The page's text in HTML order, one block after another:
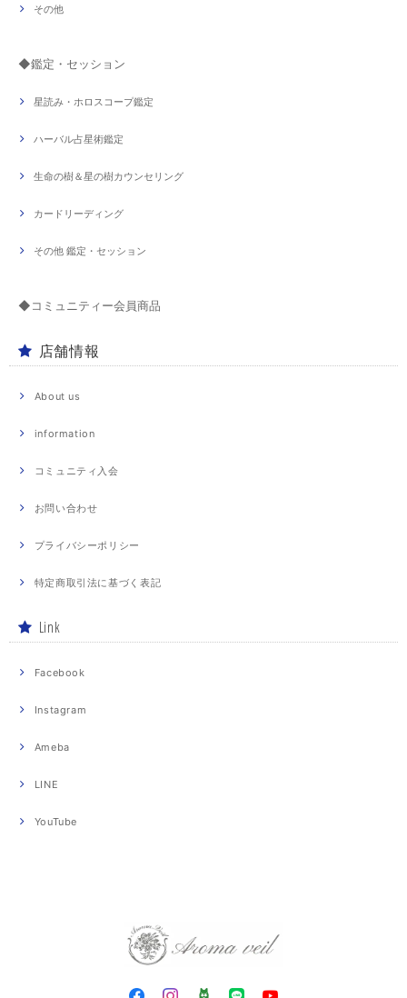
その他
◆鑑定・セッション
星読み・ホロスコープ鑑定
ハーバル占星術鑑定
生命の樹＆星の樹カウンセリング
カードリーディング
その他 鑑定・セッション
◆コミュニティー会員商品
店舗情報
About us
information
コミュニティ入会
お問い合わせ
プライバシーポリシー
特定商取引法に基づく表記
Link
Facebook
Instagram
Ameba
LINE
YouTube